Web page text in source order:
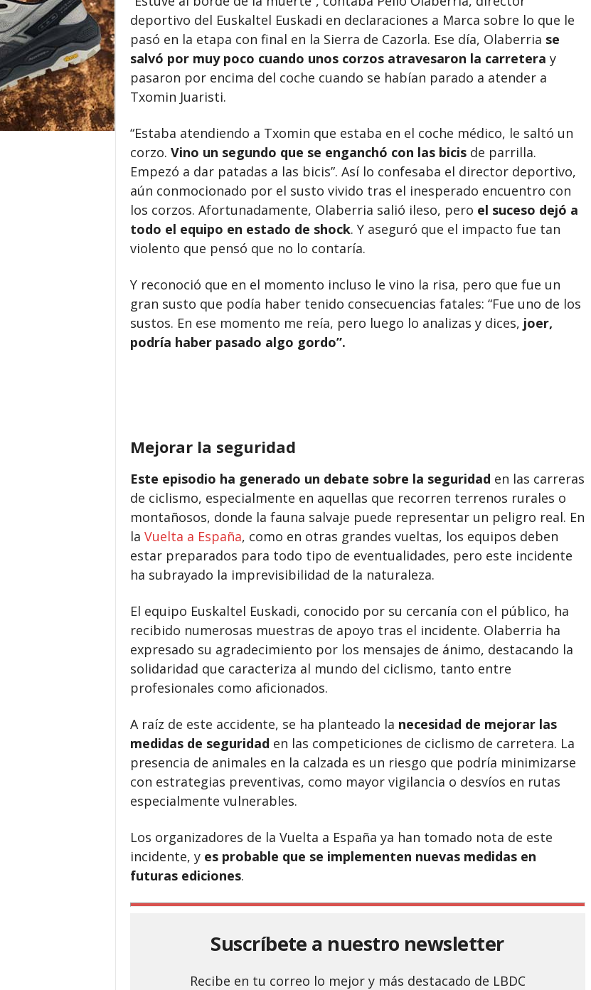
deportivo del Euskaltel Euskadi en declaraciones a Marca sobre lo que le
pasó en la etapa con final en la Sierra de Cazorla. Ese día, Olaberria se
salvó por muy poco cuando unos corzos atravesaron la carretera y
pasaron por encima del coche cuando se habían parado a atender a
Txomin Juaristi.
“Estaba atendiendo a Txomin que estaba en el coche médico, le saltó un
corzo. Vino un segundo que se enganchó con las bicisde parrilla.
Empezó a dar patadas a las bicis”. Así lo confesaba el director deportivo,
aún conmocionado por el susto vivido tras el inesperado encuentro con
los corzos. Afortunadamente, Olaberria salió ileso, pero el suceso dejó a
todo el equipo en estado de shock. Y aseguró que el impacto fue tan
violento que pensó que no lo contaría.
Y reconoció que en el momento incluso le vino la risa, pero que fue un
gran susto que podía haber tenido consecuencias fatales: “Fue uno de los
sustos. En ese momento me reía, pero luego lo analizas y dices, joer,
podría haber pasado algo gordo”.
Mejorar la seguridad
Este episodio ha generado un debate sobre la seguridad en las carreras
de ciclismo, especialmente en aquellas que recorren terrenos rurales o
montañosos, donde la fauna salvaje puede representar un peligro real. En
la Vuelta a España, como en otras grandes vueltas, los equipos deben
estar preparados para todo tipo de eventualidades, pero este incidente
ha subrayado la imprevisibilidad de la naturaleza.
El equipo Euskaltel Euskadi, conocido por su cercanía con el público, ha
recibido numerosas muestras de apoyo tras el incidente. Olaberria ha
expresado su agradecimiento por los mensajes de ánimo, destacando la
solidaridad que caracteriza al mundo del ciclismo, tanto entre
profesionales como aficionados.
A raíz de este accidente, se ha planteado la necesidad de mejorar las
medidas de seguridad en las competiciones de ciclismo de carretera. La
presencia de animales en la calzada es un riesgo que podría minimizarse
con estrategias preventivas, como mayor vigilancia o desvíos en rutas
especialmente vulnerables.
Los organizadores de la Vuelta a España ya han tomado nota de este
incidente, y es probable que se implementen nuevas medidas en
futuras ediciones.
Suscríbete a nuestro newsletter
Recibe en tu correo lo mejor y más destacado de LBDC